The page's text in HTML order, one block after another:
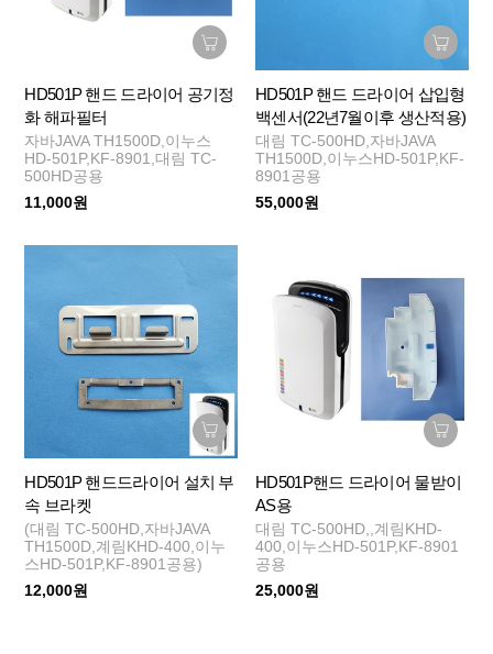
HD501P 핸드 드라이어 공기정
화 해파필터
자바JAVA TH1500D,이누스
HD-501P,KF-8901,대림 TC-
500HD공용
11,000원
HD501P 핸드 드라이어 삽입형
백센서(22년7월이후 생산적용)
대림 TC-500HD,자바JAVA
TH1500D,이누스HD-501P,KF-
8901공용
55,000원
HD501P 핸드드라이어 설치 부
속 브라켓
(대림 TC-500HD,자바JAVA
TH1500D,계림KHD-400,이누
스HD-501P,KF-8901공용)
12,000원
HD501P핸드 드라이어 물받이
AS용
대림 TC-500HD,,계림KHD-
400,이누스HD-501P,KF-8901
공용
25,000원